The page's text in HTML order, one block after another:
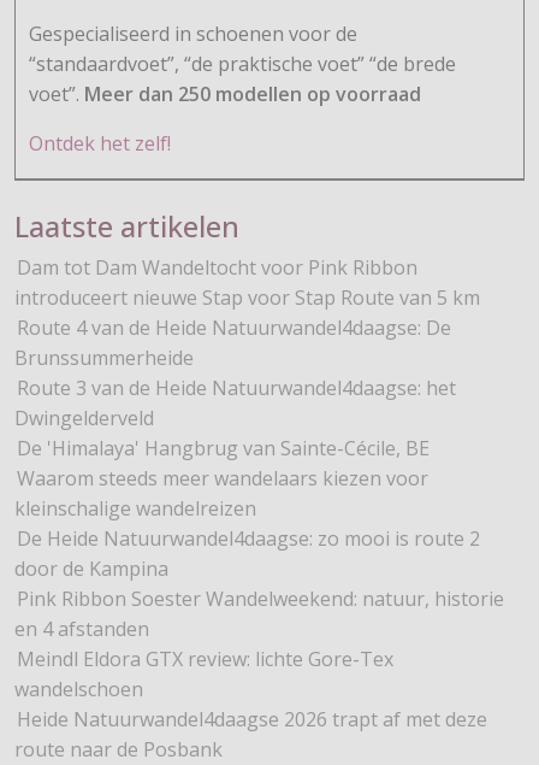
Gespecialiseerd in schoenen voor de
“standaardvoet”, “de praktische voet” “de brede
voet”. Meer dan 250 modellen op voorraad
Ontdek het zelf!
Laatste artikelen
Dam tot Dam Wandeltocht voor Pink Ribbon
introduceert nieuwe Stap voor Stap Route van 5 km
Route 4 van de Heide Natuurwandel4daagse: De
Brunssummerheide
Route 3 van de Heide Natuurwandel4daagse: het
Dwingelderveld
De 'Himalaya' Hangbrug van Sainte-Cécile, BE
Waarom steeds meer wandelaars kiezen voor
kleinschalige wandelreizen
De Heide Natuurwandel4daagse: zo mooi is route 2
door de Kampina
Pink Ribbon Soester Wandelweekend: natuur, historie
en 4 afstanden
Meindl Eldora GTX review: lichte Gore-Tex
wandelschoen
Heide Natuurwandel4daagse 2026 trapt af met deze
route naar de Posbank